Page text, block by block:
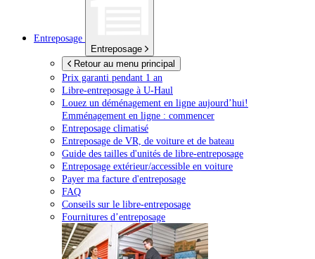
Entreposage
Entreposage
Retour au menu principal
Prix garanti pendant 1 an
Libre-entreposage à U-Haul
Louez un déménagement en ligne aujourd’hui!
Emménagement en ligne : commencer
Entreposage climatisé
Entreposage de VR, de voiture et de bateau
Guide des tailles d'unités de libre-entreposage
Entreposage extérieur/accessible en voiture
Payer ma facture d'entreposage
FAQ
Conseils sur le libre-entreposage
Fournitures d’entreposage